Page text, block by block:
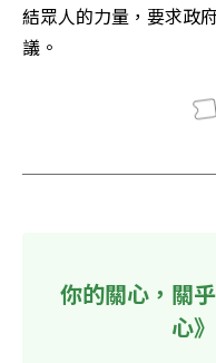
結眾人的力量，要求政
議。
你的關心，關
心